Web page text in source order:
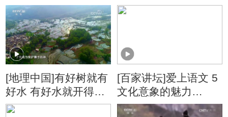
育了最质朴的人类
[地理中国]有好树就有
好水 有好水就开得好
田
[百家讲坛]爱上语文 5
文化意象的魅力
“水”与四大民间传说